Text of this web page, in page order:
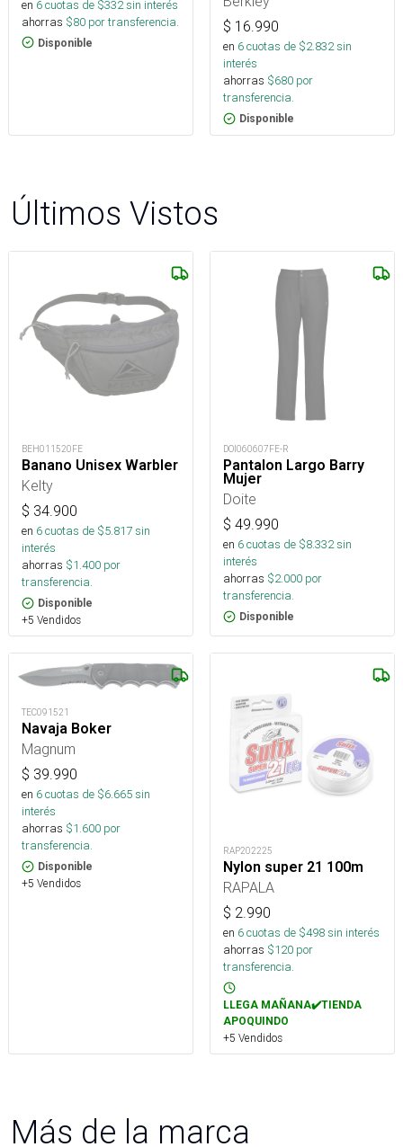
en 6cuotas de $332sin interés
ahorras $80 por transferencia.
Disponible
$ 16.990
en 6cuotas de $2.832sin
interés
ahorras $680 por
transferencia.
Disponible
Últimos Vistos
BEH011520FE
Banano Unisex Warbler
Kelty
$ 34.900
en 6cuotas de $5.817sin
interés
ahorras $1.400 por
transferencia.
Disponible
+5 Vendidos
DOI060607FE-R
Pantalon Largo Barry
Mujer
Doite
$ 49.990
en 6cuotas de $8.332sin
interés
ahorras $2.000 por
transferencia.
Disponible
TEC091521
Navaja Boker
Magnum
$ 39.990
en 6cuotas de $6.665sin
interés
ahorras $1.600 por
transferencia.
Disponible
+5 Vendidos
RAP202225
Nylon super 21 100m
RAPALA
$ 2.990
en 6cuotas de $498sin interés
ahorras $120 por
transferencia.
LLEGA MAÑANA✔️TIENDA
APOQUINDO
+5 Vendidos
Más de la marca